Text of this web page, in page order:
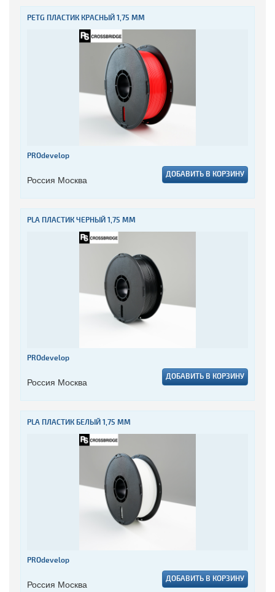
PETG ПЛАСТИК КРАСНЫЙ 1,75 ММ
PROdevelop
Россия Москва ДОБАВИТЬ В КОРЗИНУ
PLA ПЛАСТИК ЧЕРНЫЙ 1,75 ММ
PROdevelop
Россия Москва ДОБАВИТЬ В КОРЗИНУ
PLA ПЛАСТИК БЕЛЫЙ 1,75 ММ
PROdevelop
Россия Москва ДОБАВИТЬ В КОРЗИНУ